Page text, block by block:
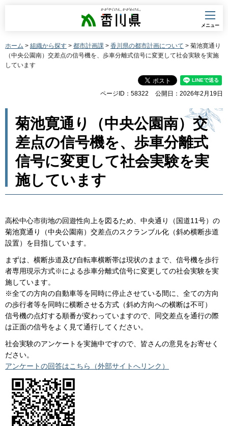
香川県
メニュー
ホーム > 組織から探す > 都市計画課 > 香川県の都市計画について > 菊池寛通り
（中央公園南）交差点の信号機を、歩車分離式信号に変更して社会実験を実施
しています
ページID：58322 公開日：2026年2月19日
菊池寛通り（中央公園南）交
差点の信号機を、歩車分離式
信号に変更して社会実験を実
施しています
高松中心市街地の回遊性向上を図るため、中央通り（国道11号）の
菊池寛通り（中央公園南）交差点のスクランブル化（斜め横断歩道
設置）を目指しています。
まずは、横断歩道及び自転車横断帯は現状のままで、信号機を歩行
者専用現示方式※による歩車分離式信号に変更しての社会実験を実
施しています。
※全ての方向の自動車等を同時に停止させている間に、全ての方向
の歩行者等を同時に横断させる方式（斜め方向への横断は不可）
信号機の点灯する順番が変わっていますので、同交差点を通行の際
は正面の信号をよく見て通行してください。
社会実験のアンケートを実施中ですので、皆さんの意見をお寄せく
ださい。
アンケートの回答はこちら（外部サイトへリンク）